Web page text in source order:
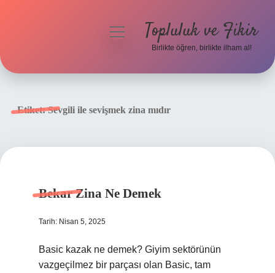
menüyüTopluluk ve Fikir
Birlikte öğren, birlikte ilham al!
Etiket:Sevgili ile sevişmek zina mıdır
Bekar Zina Ne Demek
Tarih: Nisan 5, 2025
Basic kazak ne demek? Giyim sektörünün
vazgeçilmez bir parçası olan Basic, tam